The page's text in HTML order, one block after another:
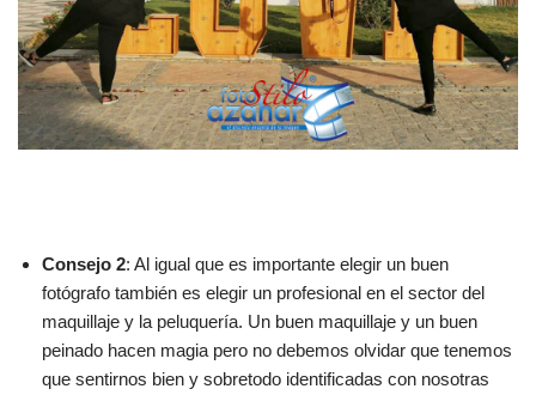
Consejo 2: Al igual que es importante elegir un buen
fotógrafo también es elegir un profesional en el sector del
maquillaje y la peluquería. Un buen maquillaje y un buen
peinado hacen magia pero no debemos olvidar que tenemos
que sentirnos bien y sobretodo identificadas con nosotras